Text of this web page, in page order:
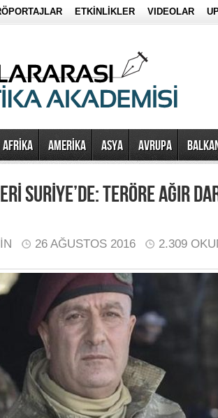
ETKİNLİKLER VIDEOLAR
AFRİKA AMERİKA ASYA AVRUPA
SURİYE’DE: TERÖRE AĞIR
26 AĞUSTOS 2016 2.309